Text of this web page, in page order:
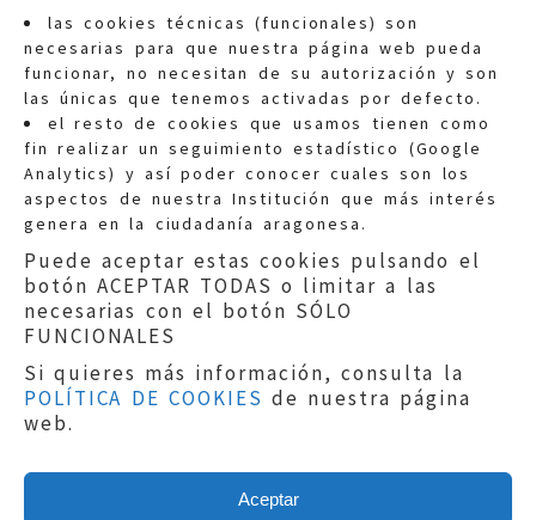
las cookies técnicas (funcionales) son
necesarias para que nuestra página web pueda
funcionar, no necesitan de su autorización y son
las únicas que tenemos activadas por defecto.
el resto de cookies que usamos tienen como
fin realizar un seguimiento estadístico (Google
Analytics) y así poder conocer cuales son los
aspectos de nuestra Institución que más interés
genera en la ciudadanía aragonesa.
Puede aceptar estas cookies pulsando el
botón ACEPTAR TODAS o limitar a las
necesarias con el botón SÓLO
FUNCIONALES
Si quieres más información, consulta la
POLÍTICA DE COOKIES de nuestra página
web.
Aceptar
Quejas:quejas@eljusticiadearagon.es
Información general:
informacion@eljusticiadearagon.es
Teléfonos:900 210 210/
Aviso legal|Política de privacidad|
Protección de Datos
Política de cookies